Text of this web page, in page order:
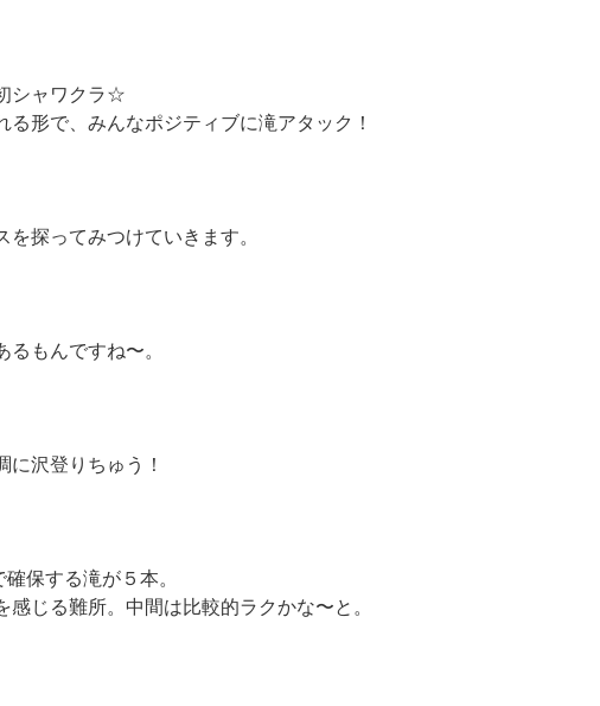
シャワクラ☆
る形で、みんなポジティブに滝アタック！
探ってみつけていきます。
もんですね〜。
沢登りちゅう！
保する滝が５本。
じる難所。中間は比較的ラクかな〜と。